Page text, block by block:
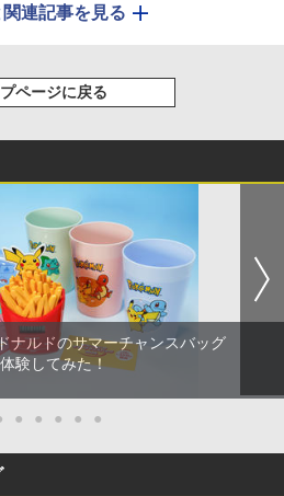
関連記事を見る
プページに戻る
ナルドのサマーチャンスバッグ
験してみた！
● ● ● ● ●